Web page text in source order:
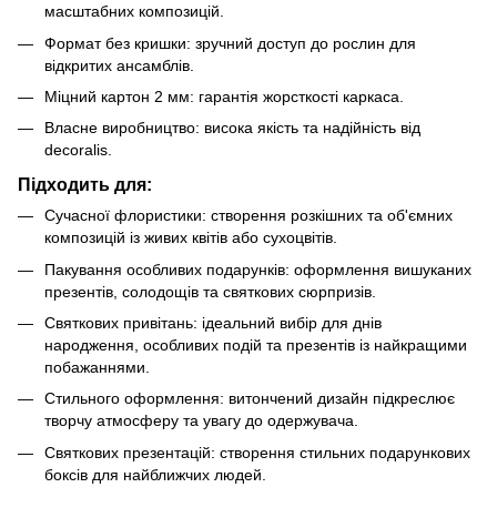
масштабних композицій.
Формат без кришки: зручний доступ до рослин для
відкритих ансамблів.
Міцний картон 2 мм: гарантія жорсткості каркаса.
Власне виробництво: висока якість та надійність від
decoralis.
Підходить для:
Сучасної флористики: створення розкішних та об'ємних
композицій із живих квітів або сухоцвітів.
Пакування особливих подарунків: оформлення вишуканих
презентів, солодощів та святкових сюрпризів.
Святкових привітань: ідеальний вибір для днів
народження, особливих подій та презентів із найкращими
побажаннями.
Стильного оформлення: витончений дизайн підкреслює
творчу атмосферу та увагу до одержувача.
Святкових презентацій: створення стильних подарункових
боксів для найближчих людей.